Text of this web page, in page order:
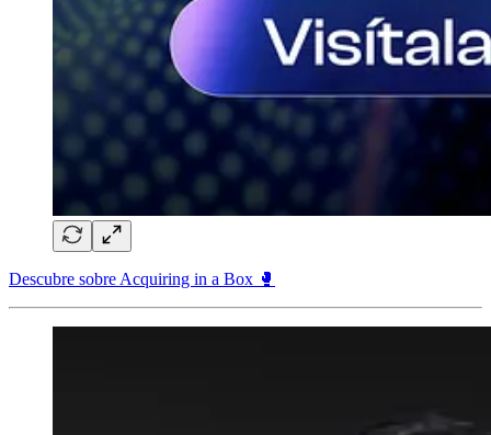
Descubre sobre Acquiring in a Box 🥊